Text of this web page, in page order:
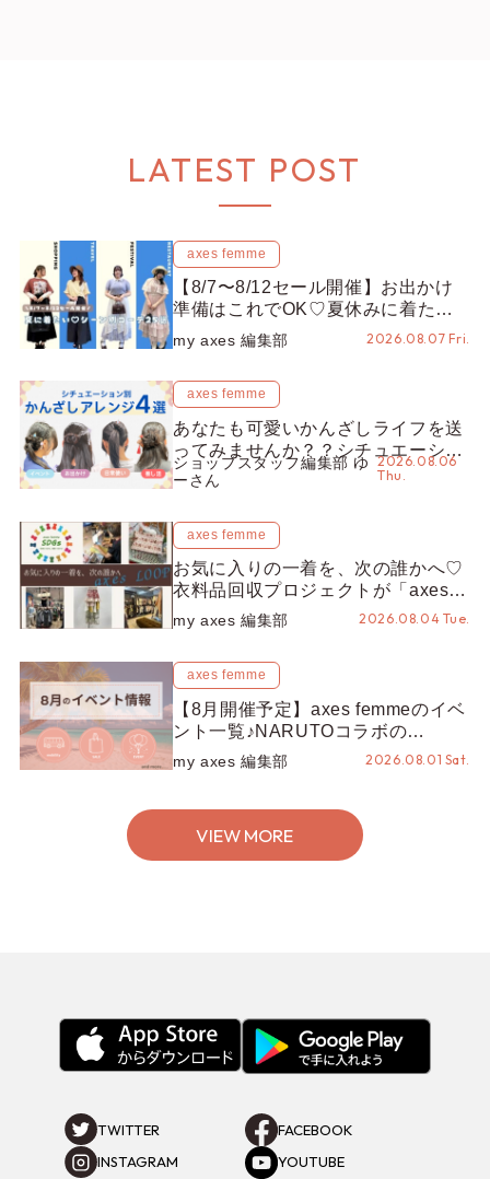
LATEST POST
axes femme
【8/7〜8/12セール開催】お出かけ
準備はこれでOK♡夏休みに着たい
コーデ25選をシーン別に徹底解説！
my axes 編集部 2026.08.07 Fri.
axes femme
あなたも可愛いかんざしライフを送
ってみませんか？？シチュエーショ
ン別“かんざし”のオススメ【ショッ
プスタッフ編集部】
ショップスタッフ編集部 ゆ
ーさん
2026.08.06
Thu.
axes femme
お気に入りの一着を、次の誰かへ♡
衣料品回収プロジェクトが「axes
LOOP」にアップデート！活用する
とポイントが手に入る◎
my axes 編集部 2026.08.04 Tue.
axes femme
【8月開催予定】axes femmeのイベ
ント一覧♪NARUTOコラボの
REZEN POPUPから、プチYour
Stage.、ティーパーティまで！8月
my axes 編集部 2026.08.01 Sat.
VIEW MORE
TWITTER
FACEBOOK
INSTAGRAM
YOUTUBE